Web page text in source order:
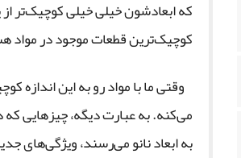
که ابعادشون خیلی خیلی کوچیک‌تر
کوچیک‌ترین قطعات موجود در مواد
وقتی ما با مواد رو به این
می‌کنه. به عبارت دیگه، چیزهایی که
به ابعاد نانو می‌رسند، ویژگی‌های